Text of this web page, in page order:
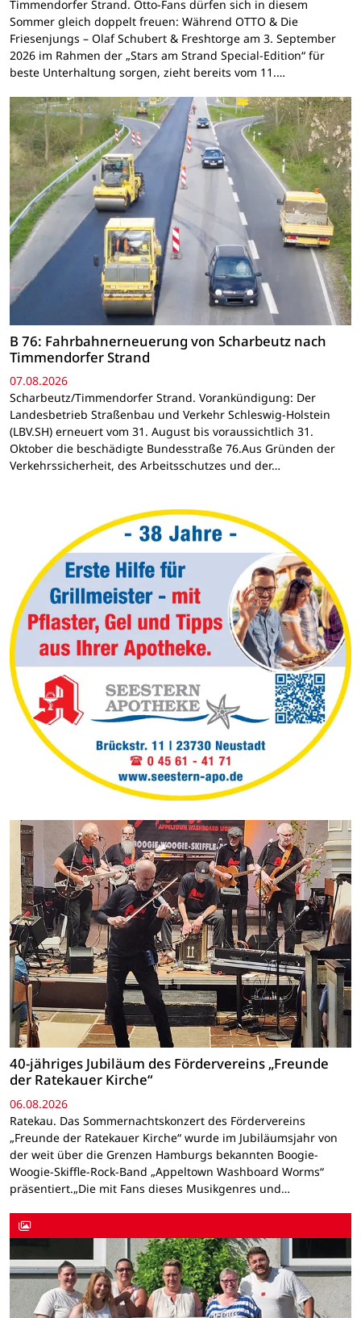
Timmendorfer Strand. Otto-Fans dürfen sich in diesem
Sommer gleich doppelt freuen: Während OTTO & Die
Friesenjungs – Olaf Schubert & Freshtorge am 3. September
2026 im Rahmen der „Stars am Strand Special-Edition“ für
beste Unterhaltung sorgen, zieht bereits vom 11.…
B 76: Fahrbahnerneuerung von Scharbeutz nach
Timmendorfer Strand
07.08.2026
Scharbeutz/Timmendorfer Strand. Vorankündigung: Der
Landesbetrieb Straßenbau und Verkehr Schleswig-Holstein
(LBV.SH) erneuert vom 31. August bis voraussichtlich 31.
Oktober die beschädigte Bundesstraße 76.Aus Gründen der
Verkehrssicherheit, des Arbeitsschutzes und der…
40-jähriges Jubiläum des Fördervereins „Freunde
der Ratekauer Kirche“
06.08.2026
Ratekau. Das Sommernachtskonzert des Fördervereins
„Freunde der Ratekauer Kirche“ wurde im Jubiläumsjahr von
der weit über die Grenzen Hamburgs bekannten Boogie-
Woogie-Skiffle-Rock-Band „Appeltown Washboard Worms“
präsentiert.„Die mit Fans dieses Musikgenres und…